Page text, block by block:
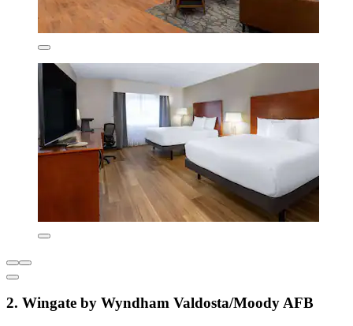
2. Wingate by Wyndham Valdosta/Moody AFB